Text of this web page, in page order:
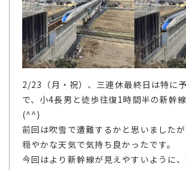
2/23（月・祝）、三連休最終日は特に
で、小4長男と徒歩往復1時間半の新幹
(^^)
前回は吹雪で遭難するかと思いました
穏やかな天気で気持ち良かったです。
今回はより新幹線が見えやすいように